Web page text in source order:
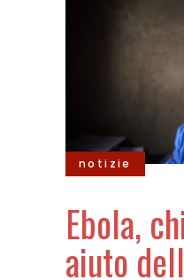
notizie
Ebola,
aiuto